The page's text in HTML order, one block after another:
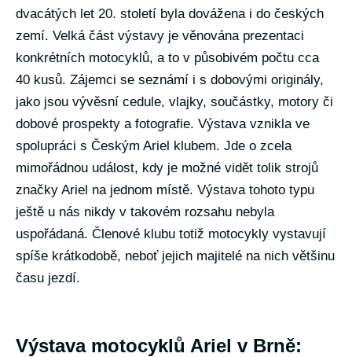
dvacátých let 20. století byla dovážena i do českých
zemí. Velká část výstavy je věnována prezentaci
konkrétních motocyklů, a to v působivém počtu cca
40 kusů. Zájemci se seznámí i s dobovými originály,
jako jsou vývěsní cedule, vlajky, součástky, motory či
dobové prospekty a fotografie. Výstava vznikla ve
spolupráci s Českým Ariel klubem. Jde o zcela
mimořádnou událost, kdy je možné vidět tolik strojů
značky Ariel na jednom místě. Výstava tohoto typu
ještě u nás nikdy v takovém rozsahu nebyla
uspořádaná. Členové klubu totiž motocykly vystavují
spíše krátkodobě, neboť jejich majitelé na nich většinu
času jezdí.
Výstava motocyklů Ariel v Brně: